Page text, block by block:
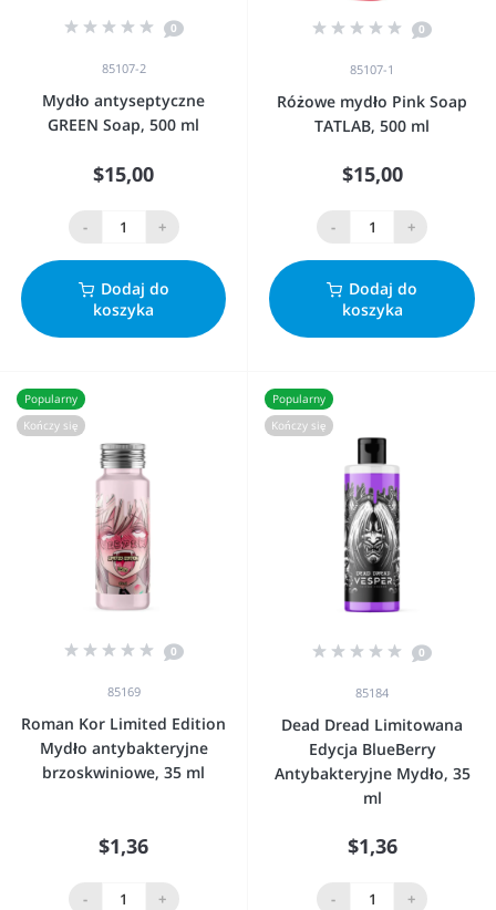
0
85107-2
Mydło antyseptyczne
GREEN Soap, 500 ml
$15,00
- +
Dodaj do
koszyka
0
85107-1
Różowe mydło Pink Soap
TATLAB, 500 ml
$15,00
- +
Dodaj do
koszyka
Popularny
Kończy się
0
85169
Roman Kor Limited Edition
Mydło antybakteryjne
brzoskwiniowe, 35 ml
$1,36
- +
Popularny
Kończy się
0
85184
Dead Dread Limitowana
Edycja BlueBerry
Antybakteryjne Mydło, 35
ml
$1,36
- +